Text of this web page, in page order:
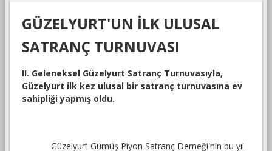
GÜZELYURT'UN İLK ULUSAL
SATRANÇ TURNUVASI
II. Geleneksel Güzelyurt Satranç Turnuvasıyla,
Güzelyurt ilk kez ulusal bir satranç turnuvasına ev
sahipliği yapmış oldu.
Güzelyurt Gümüş Piyon Satranç Derneği'nin bu yıl